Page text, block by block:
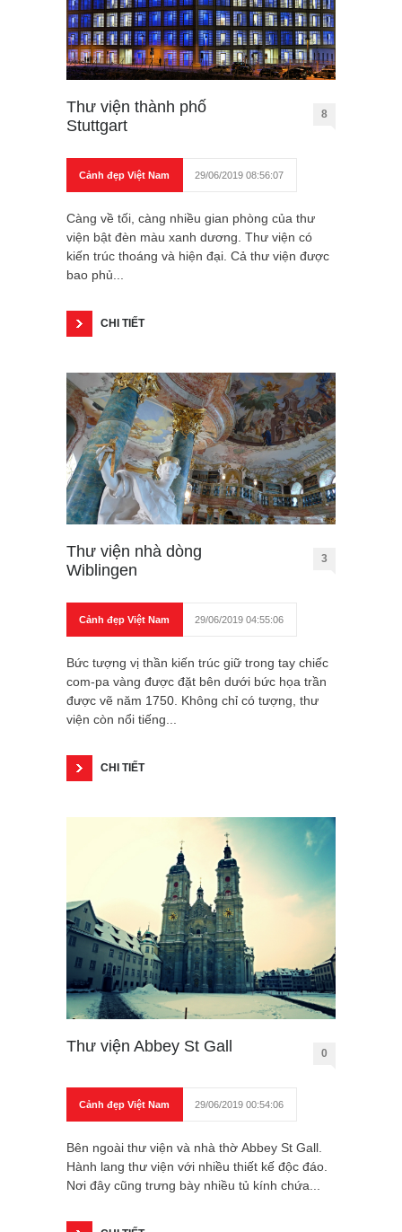
Thư viện thành phố
Stuttgart
8
Cảnh đẹp Việt Nam 29/06/2019 08:56:07
Càng về tối, càng nhiều gian phòng của thư
viện bật đèn màu xanh dương. Thư viện có
kiến trúc thoáng và hiện đại. Cả thư viện được
bao phủ...
CHI TIẾT
Thư viện nhà dòng
Wiblingen
3
Cảnh đẹp Việt Nam 29/06/2019 04:55:06
Bức tượng vị thần kiến trúc giữ trong tay chiếc
com-pa vàng được đặt bên dưới bức họa trần
được vẽ năm 1750. Không chỉ có tượng, thư
viện còn nổi tiếng...
CHI TIẾT
Thư viện Abbey St Gall 0
Cảnh đẹp Việt Nam 29/06/2019 00:54:06
Bên ngoài thư viện và nhà thờ Abbey St Gall.
Hành lang thư viện với nhiều thiết kế độc đáo.
Nơi đây cũng trưng bày nhiều tủ kính chứa...